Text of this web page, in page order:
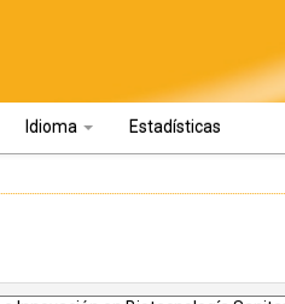
Idioma Estadísticas